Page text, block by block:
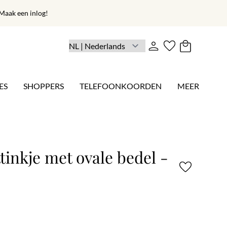
een inlog!
SHOPPERS TELEFOONKOORDEN MEER
met ovale bedel -